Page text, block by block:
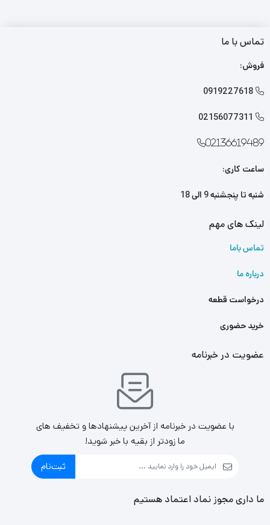
تماس با ما
فروش:

0919227618

02156077311
02136619489
ساعت کاری:
شنبه تا پنجشنبه 9 الی 18
لینک های مهم
تماس باما
درباره ما
درخواست قطعه
خرید حضوری
عضویت در خبرنامه
با عضویت در خبرنامه از آخرین پیشنهادها و تخفیف های
ما زودتر از بقیه با خبر شوید!
ثبت‌نام
ما داری مجوز نماد اعتماد هستیم